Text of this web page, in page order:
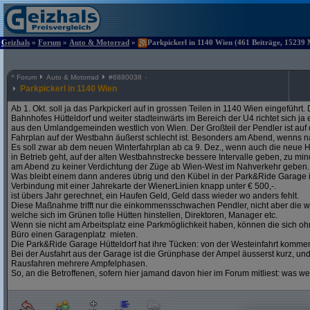
Geizhals » Forum » Auto & Motorrad » Parkpickerl in 1140 Wien (461 Beiträge, 15239
^ Forum Auto & Motorrad #6880038
Parkpickerl in 1140 Wien
Ab 1. Okt. soll ja das Parkpickerl auf in grossen Teilen in 1140 Wien
Bahnhofes Hütteldorf und weiter stadteinwärts im Bereich der U4 richtet sich
aus den Umlandgemeinden westlich von Wien. Der Großteil der Pendler ist
Fahrplan auf der Westbahn äußerst schlecht ist. Besonders am Abend, wenns
Es soll zwar ab dem neuen Winterfahrplan ab ca 9. Dez., wenn auch die neue
in Betrieb geht, auf der alten Westbahnstrecke bessere Intervalle geben, zu
am Abend zu keiner Verdichtung der Züge ab Wien-West im Nahverkehr geben.
Was bleibt einem dann anderes übrig und den Kübel in der Park&Ride Garage
Verbindung mit einer Jahrekarte der WienerLinien knapp unter € 500,-.
ist übers Jahr gerechnet, ein Haufen Geld, Geld dass wieder wo anders fehlt.
Diese Maßnahme trifft nur die einkommensschwachen Pendler, nicht aber die
welche sich im Grünen tolle Hütten hinstellen, Direktoren, Manager etc.
Wenn sie nicht am Arbeitsplatz eine Parkmöglichkeit haben, können die sich
Büro einen Garagenplatz mieten.
Die Park&Ride Garage Hütteldorf hat ihre Tücken: von der Westeinfahrt
Bei der Ausfahrt aus der Garage ist die Grünphase der Ampel äusserst kurz,
Rausfahren mehrere Ampfelphasen.
So, an die Betroffenen, sofern hier jamand davon hier im Forum mitliest: was